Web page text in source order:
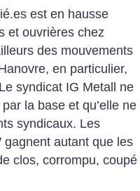
est en hausse
et ouvrières chez
des mouvements
en particulier,
syndicat IG Metall ne
la base et qu’elle ne
syndicaux. Les
autant que les
clos, corrompu, coupé